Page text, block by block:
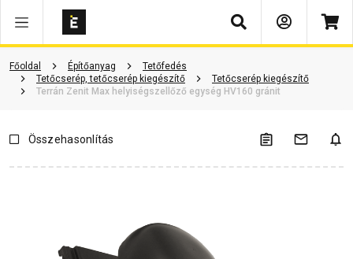
Keresés
Főoldal Építőanyag
Tetőfedés
Tetőcserép, tetőcserép kiegészítő
Tetőcserép kiegészítő
Terrán Zenit Max helyiségszellőző egység HV160 gránit
Vásárlói vélemények Kérdések és válaszok Kapcsolódó cikkek
Összehasonlítás